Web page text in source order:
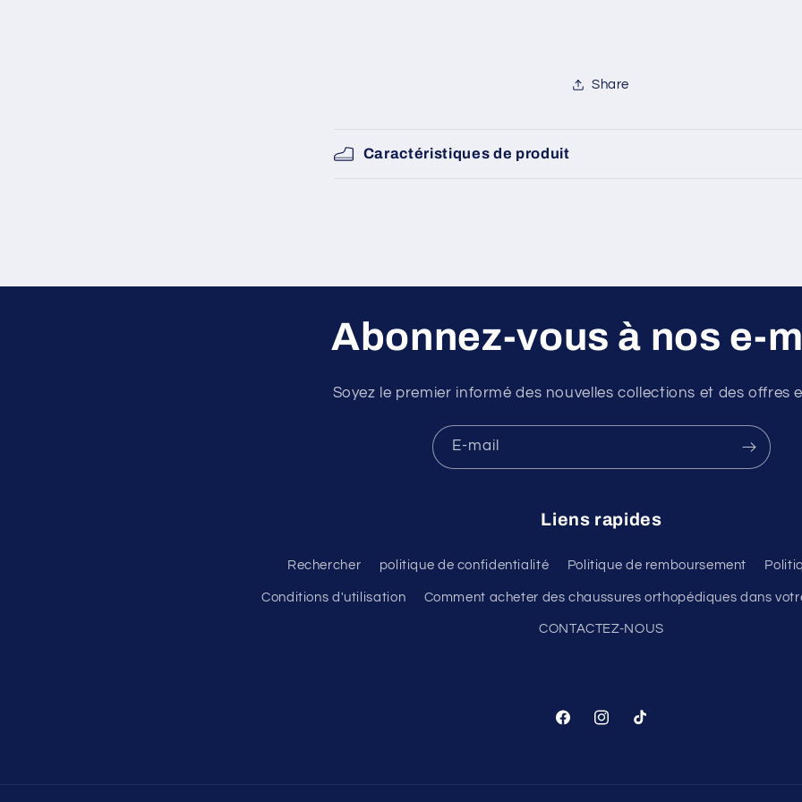
Share
Caractéristiques de produit
Abonnez-vous à nos e-
Soyez le premier informé des nouvelles collections et des offres
E-mail
Liens rapides
Rechercher politique de confidentialité Politique de remboursement
Conditions d'utilisation Comment acheter des chaussures orthopédiques dans
CONTACTEZ-NOUS
FacebookInstagram
TikTok